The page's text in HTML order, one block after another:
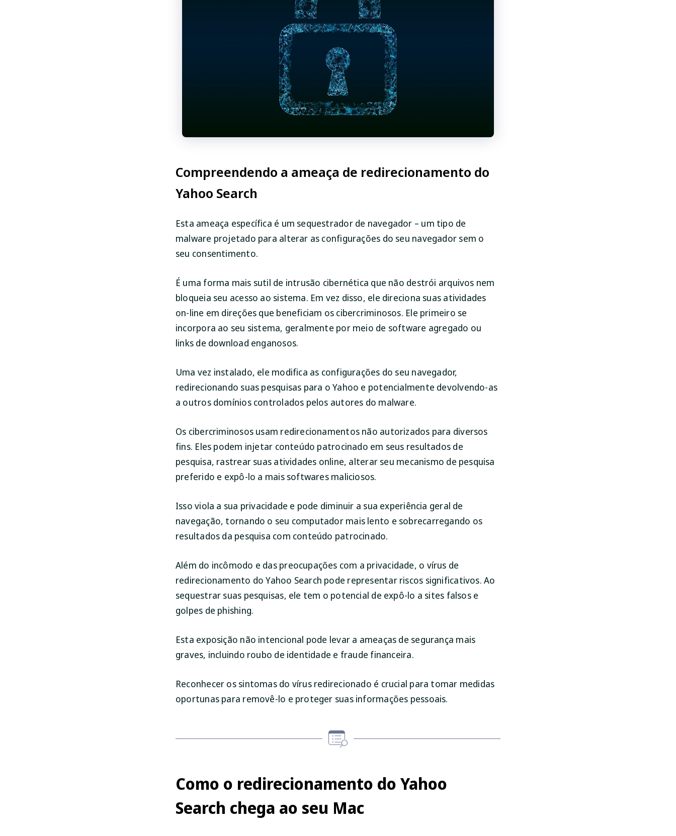
Compreendendo a ameaça de redirecionamento do
Yahoo Search
Esta ameaça específica é um sequestrador de navegador – um tipo de
malware projetado para alterar as configurações do seu navegador sem o
seu consentimento.
É uma forma mais sutil de intrusão cibernética que não destrói arquivos nem
bloqueia seu acesso ao sistema. Em vez disso, ele direciona suas atividades
on-line em direções que beneficiam os cibercriminosos. Ele primeiro se
incorpora ao seu sistema, geralmente por meio de software agregado ou
links de download enganosos.
Uma vez instalado, ele modifica as configurações do seu navegador,
redirecionando suas pesquisas para o Yahoo e potencialmente devolvendo-as
a outros domínios controlados pelos autores do malware.
Os cibercriminosos usam redirecionamentos não autorizados para diversos
fins. Eles podem injetar conteúdo patrocinado em seus resultados de
pesquisa, rastrear suas atividades online, alterar seu mecanismo de pesquisa
preferido e expô-lo a mais softwares maliciosos.
Isso viola a sua privacidade e pode diminuir a sua experiência geral de
navegação, tornando o seu computador mais lento e sobrecarregando os
resultados da pesquisa com conteúdo patrocinado.
Além do incômodo e das preocupações com a privacidade, o vírus de
redirecionamento do Yahoo Search pode representar riscos significativos. Ao
sequestrar suas pesquisas, ele tem o potencial de expô-lo a sites falsos e
golpes de phishing.
Esta exposição não intencional pode levar a ameaças de segurança mais
graves, incluindo roubo de identidade e fraude financeira.
Reconhecer os sintomas do vírus redirecionado é crucial para tomar medidas
oportunas para removê-lo e proteger suas informações pessoais.
Como o redirecionamento do Yahoo
Search chega ao seu Mac